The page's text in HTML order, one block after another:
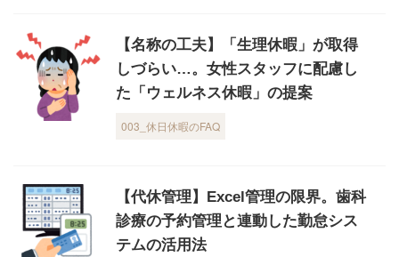
【名称の工夫】「生理休暇」が取得
しづらい…。女性スタッフに配慮し
た「ウェルネス休暇」の提案
003_休日休暇のFAQ
【代休管理】Excel管理の限界。歯科
診療の予約管理と連動した勤怠シス
テムの活用法